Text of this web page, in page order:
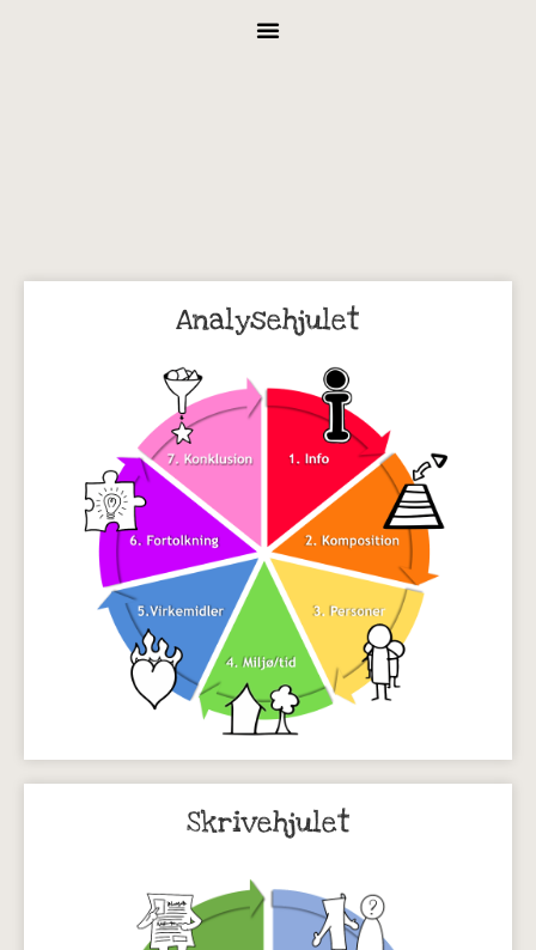
Analysehjulet
Skrivehjulet